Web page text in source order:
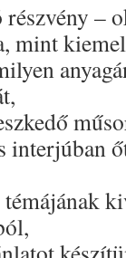
–
mint
interjúban